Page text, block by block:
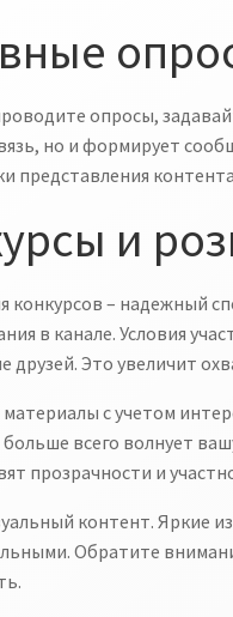
опросы,
но и формирует
представления
и
конкурсов – надежный
в канале. Условия
друзей. Это увеличит
с учетом
всего волнует
прозрачности и
контент. Яркие
Обратите